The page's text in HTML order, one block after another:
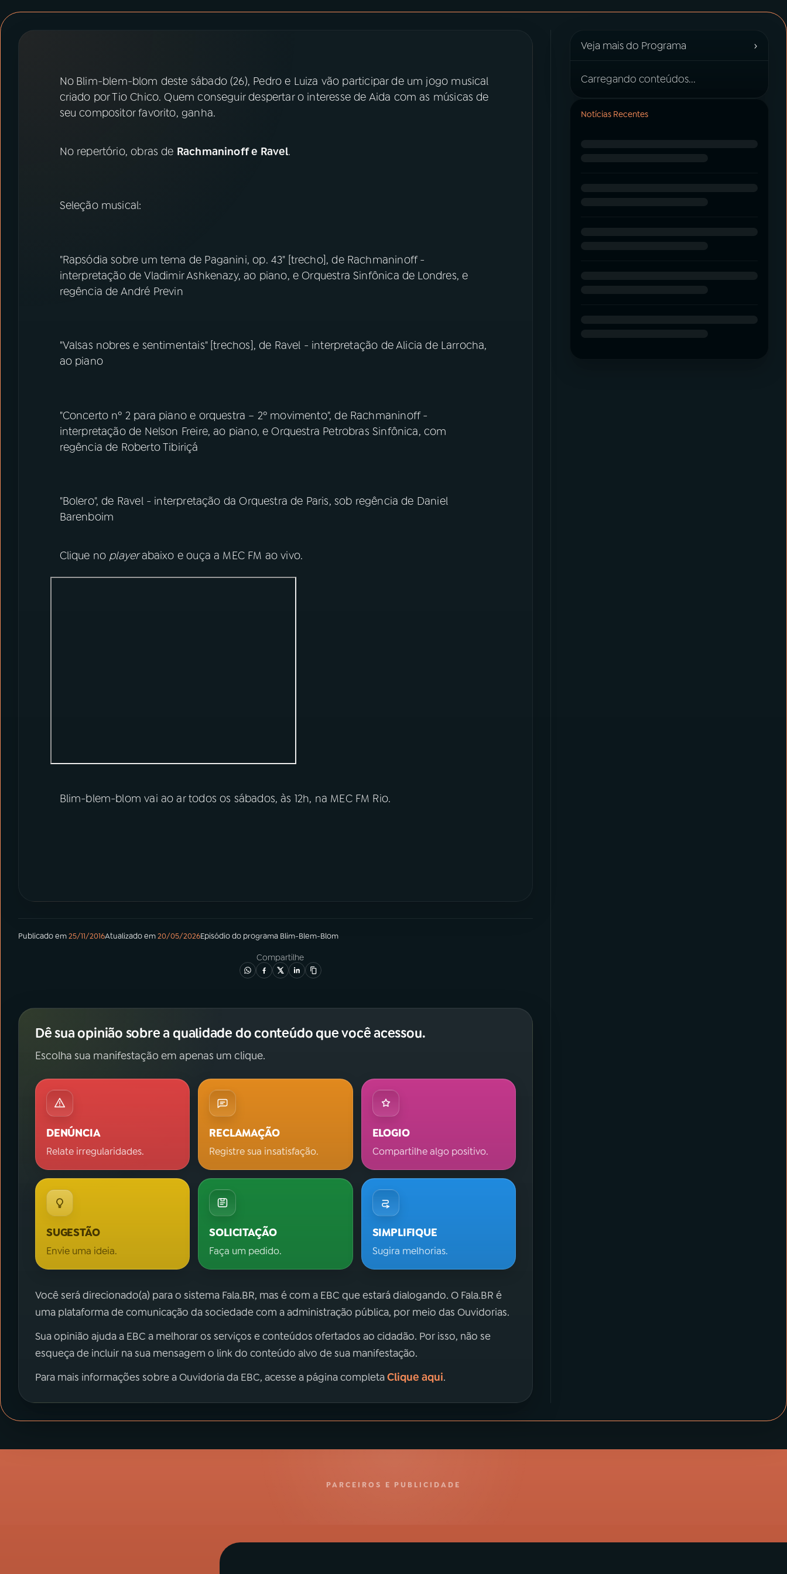
ACOMPANHE A RÁDIO MEC
Facebook
No Blim-blem-blom deste sábado (26), Pedro e Luiza vão participar de um jogo musical
criado por Tio Chico. Quem conseguir despertar o interesse de Aida com as músicas de
seu compositor favorito, ganha.
No repertório, obras de Rachmaninoff e Ravel.
Seleção musical:
"Rapsódia sobre um tema de Paganini, op. 43" [trecho], de Rachmaninoff -
interpretação de Vladimir Ashkenazy, ao piano, e Orquestra Sinfônica de Londres, e
regência de André Previn
"Valsas nobres e sentimentais" [trechos], de Ravel - interpretação de Alicia de Larrocha,
ao piano
"Concerto nº 2 para piano e orquestra – 2º movimento", de Rachmaninoff -
interpretação de Nelson Freire, ao piano, e Orquestra Petrobras Sinfônica, com
regência de Roberto Tibiriçá
"Bolero", de Ravel - interpretação da Orquestra de Paris, sob regência de Daniel
Barenboim
Clique no playerabaixo e ouça a MEC FM ao vivo.
Blim-blem-blom vai ao ar todos os sábados, às 12h, na MEC FM Rio.
Publicado em25/11/2016Atualizado em20/05/2026Episódiodo programa Blim-Blem-Blom
Compartilhe
Dê sua opinião sobre a qualidade do conteúdo que você acessou.
Escolha sua manifestação em apenas um clique.
DENÚNCIA
Relate irregularidades.
RECLAMAÇÃO
Registre sua insatisfação.
ELOGIO
Compartilhe algo positivo.
SUGESTÃO
Envie uma ideia.
SOLICITAÇÃO
Faça um pedido.
SIMPLIFIQUE
Sugira melhorias.
Você será direcionado(a) para o sistema Fala.BR, mas é com a EBC que estará dialogando. O Fala.BR é
uma plataforma de comunicação da sociedade com a administração pública, por meio das Ouvidorias.
Sua opinião ajuda a EBC a melhorar os serviços e conteúdos ofertados ao cidadão. Por isso, não se
esqueça de incluir na sua mensagem o link do conteúdo alvo de sua manifestação.
Para mais informações sobre a Ouvidoria da EBC, acesse a página completaClique aqui.
Veja mais do Programa ›
Carregando conteúdos...
Notícias Recentes
PARCEIROS E PUBLICIDADE